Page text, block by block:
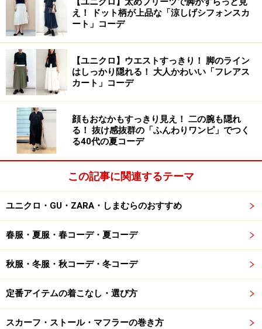
【OKコーデ】体型にフィットして長く使えるものなど、で
きればクオリティにこだわって選ぶのがおすすめ 出典：
WEAR
今は春の定番アウターであるトレンチコートやスプリン
グコートが、定価でも5000円ほどなど、びっくりするよ
うなプチプラで手に入れられる時もありますよね。です
が、仕立ての良し悪しが目立ちやすいコート類は、やは
り大人向きではないことが多いです。
コート類の場合、着た時のシルエットやフィット感、コ
ートの生地特有のハリ感、ボタンやベルトなどのディテ
ール、襟の立ち方、シワの入り方、全体の雰囲気など、
安っぽく見える箇所がどうしても目立ってしまうからで
す。
テムなので、コートが安っぽく見えると、全体の雰囲気
も安っぽく見えやすいという面も。できれば大人の女性
無難です。
え！ ドット柄が上品な「涼しげシフォンスカ
ート」コーデ
【ユニクロ】ウエストすっきり！ 脚のライン
はしっかり隠れる！ 大人かわいい「フレアス
カート」コーデ
顔もおなかもすっきり見え！ 二の腕も隠れ
る！ 抜け感抜群の「ふんわりワンピ」でつく
る40代の夏コーデ
この記事に関連するテーマ
ユニクロ・GU・ZARA・しまむらのおすすめ
春服・夏服・春コーデ・夏コーデ
秋服・冬服・秋コーデ・冬コーデ
定番アイテムの着こなし・選び方
スカーフ・ストール・マフラーの巻き方